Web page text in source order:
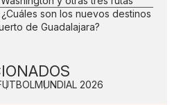
son los nuevos destinos
de Guadalajara?
MUNDIAL 2026